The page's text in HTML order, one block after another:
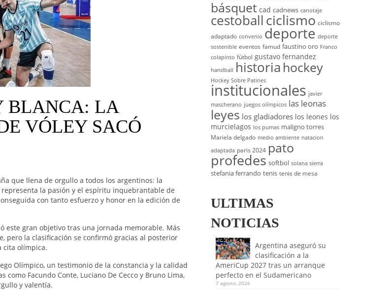
BLANCA: LA
VÓLEY SACÓ
que llena de orgullo a todos los argentinos: la
representa la pasión y el espíritu inquebrantable de
con tanto esfuerzo y honor en la edición de
este gran objetivo tras una jornada memorable. Más
pero la clasificación se confirmó gracias al posterior
cita olímpica.
Olímpico, un testimonio de la constancia y la calidad
Facundo Conte, Luciano De Cecco y Bruno Lima,
y valentía.
básquet cad cadnews canotaje
cestoballciclismo ciclismo
adaptado convenio deporte deporte
sostenible eventos famud faustino oro Franco
colapinto fútbol gustavo fernandez
handball historia hockey
Hockey Sobre Patines
institucionales javier
mascherano juegos olímpicos las leonas
leyes los gladiadores los leones los
murcielagos los pumas maligno torres
Mariela delgado medio ambiente natacion
adaptada paris 2024 pato
profedes softbol solana sierra
stefania ferrando tenis tenis de mesa
ULTIMAS
NOTICIAS
Argentina aseguró su
clasificación a la
AmeriCup 2027 tras un arranque
perfecto en el Sudamericano
7 agosto, 2026